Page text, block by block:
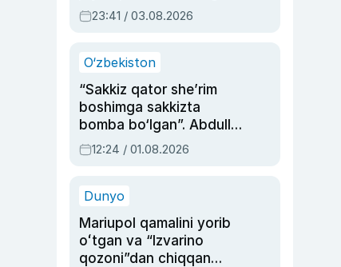
ayolga sud hukmi o‘qildi
23:41 / 03.08.2026
O‘zbekiston
“Sakkiz qator she’rim
boshimga sakkizta
bomba bo‘lgan”. Abdulla
Oripovni siyosiy
ayblovlardan asrab
12:24 / 01.08.2026
Dunyo
Mariupol qamalini yorib
oʻtgan va “Izvarino
qozoni”dan chiqqan